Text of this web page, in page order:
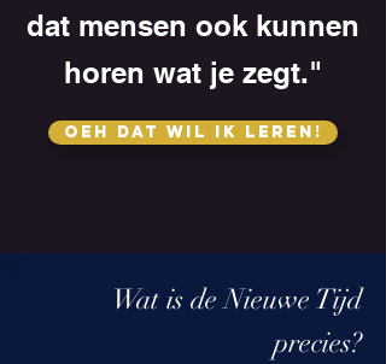
dat mensen ook kunnen
horen wat je zegt."
Oeh dat wil ik leren!
Wat is de Nieuwe Tijd
precies?